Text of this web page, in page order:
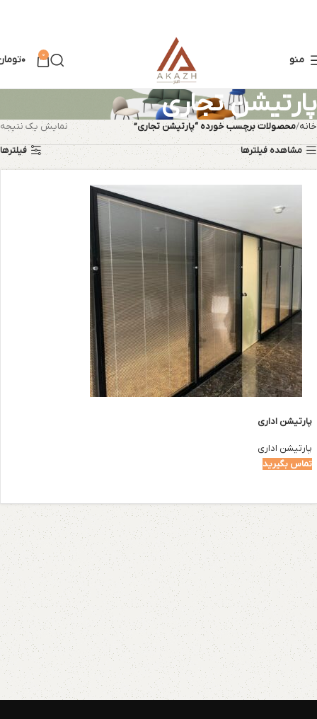
منو 0 ۰
پارتیشن تجاری
خانه محصولات برچسب خورده “پارتیشن تجاری”
نمایش یک نتیجه
مشاهده فیلترها
فیلترها
پارتیشن اداری
پارتیشن اداری
تماس بگیرید